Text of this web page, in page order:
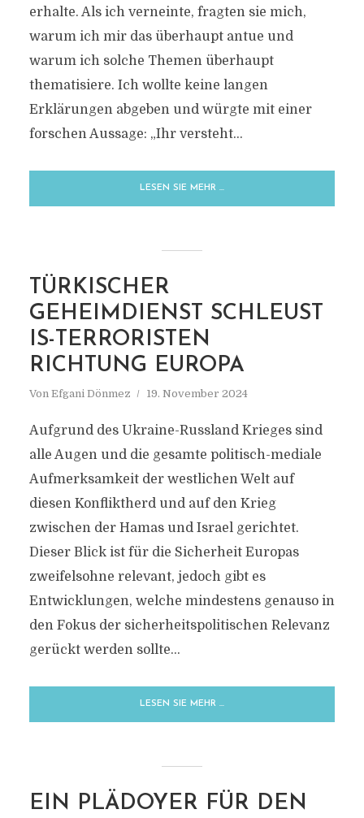
MARKIERUNG
SICHERHEIT
erhalte. Als ich verneinte, fragten sie mich,
warum ich mir das überhaupt antue und
warum ich solche Themen überhaupt
thematisiere. Ich wollte keine langen
Erklärungen abgeben und würgte mit einer
forschen Aussage: „Ihr versteht...
LESEN SIE MEHR …
TÜRKISCHER
GEHEIMDIENST SCHLEUST
IS-TERRORISTEN
RICHTUNG EUROPA
Von Efgani Dönmez 19. November 2024
Aufgrund des Ukraine-Russland Krieges sind
alle Augen und die gesamte politisch-mediale
Aufmerksamkeit der westlichen Welt auf
diesen Konfliktherd und auf den Krieg
zwischen der Hamas und Israel gerichtet.
Dieser Blick ist für die Sicherheit Europas
zweifelsohne relevant, jedoch gibt es
Entwicklungen, welche mindestens genauso in
den Fokus der sicherheitspolitischen Relevanz
gerückt werden sollte...
LESEN SIE MEHR …
EIN PLÄDOYER FÜR DEN